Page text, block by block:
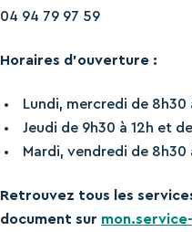
04 94 79 97 59
Horaires d’ouverture :
Lundi, mercredi de 8h30
Jeudi de 9h30 à 12h et de
Mardi, vendredi de 8h30
Retrouvez tous les
document sur